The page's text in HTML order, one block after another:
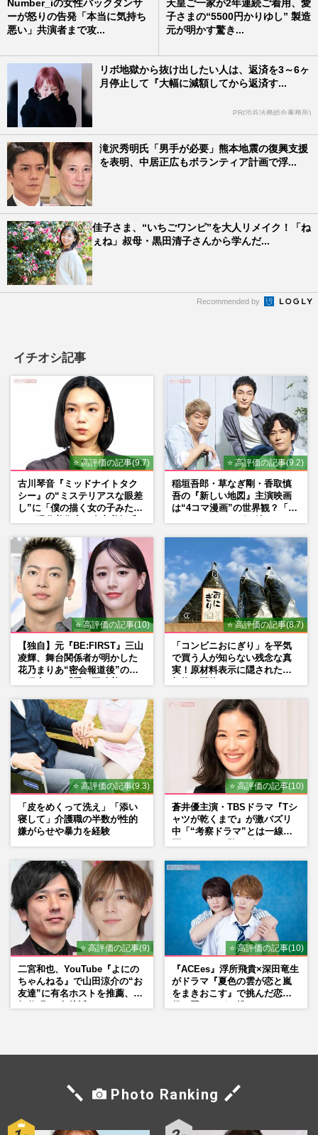
Number_iの女性バックダンサ
ーが怒りの告発「本当に気持ち
悪い」共演者まで攻...
天皇ご一家が2年連続ご着用、愛
子さまの“5500円かりゆし” 製造
元が明かす驚き...
リボ地獄から抜け出したい人は、返済を3～6ヶ
月停止して『大幅に減額してから返済す...
PR(渋谷法務総合事務所)
滝沢秀明氏「男手が必要」熊本地震の復興支援
を表明、中居正広もボランティア計画で浮...
佳子さま、“いちごワンピ”を大人リメイク！「ね
ぇね」叔母・黒田清子さんから学んだ...
Recommended by
イチオシ記事
⭐ 高評価の記事(9.7)
古川琴音『ミッドナイトタク
シー』の“ミステリアスな眼差
し”に「僕の描く女の子みた
⭐ 高評価の記事(9.2)
稲垣吾郎・草なぎ剛・香取慎
吾の『新しい地図』主演映画
は“4コマ漫画”の世界観？「フ
⭐ 高評価の記事(10)
【独自】元『BE:FIRST』三山
凌輝、舞台関係者が明かした
花乃まりあ“密会報道後”の呆
⭐ 高評価の記事(8.7)
「コンビニおにぎり」を平気
で買う人が知らない残念な真
実！原材料表示に隠された添
⭐ 高評価の記事(9.3)
「皮をめくって洗え」「添い
寝して」介護職の半数が性的
嫌がらせや暴力を経験
⭐ 高評価の記事(10)
蒼井優主演・TBSドラマ『Tシ
ャツが乾くまで』が激バズリ
中「“考察ドラマ”とは一線を
⭐ 高評価の記事(9)
二宮和也、YouTube『よにの
ちゃんねる』で山田涼介の“お
友達”に有名ホストを推薦、歌
⭐ 高評価の記事(10)
『ACEes』浮所飛貴×深田竜生
がドラマ『夏色の雲が恋と嵐
をまきおこす』で挑んだ恋人
Photo Ranking